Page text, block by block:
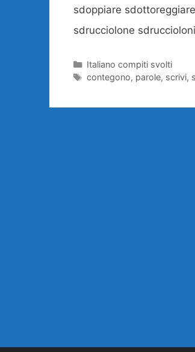
sdoppiare
sdrucciolone
Categorie
Italiano compiti svolti
Tag
contegono, parole, scrivi,